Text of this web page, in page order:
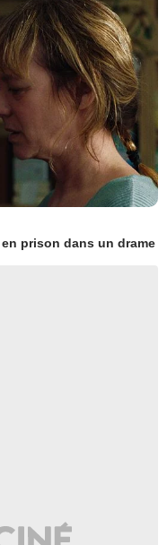
prison dans un drame